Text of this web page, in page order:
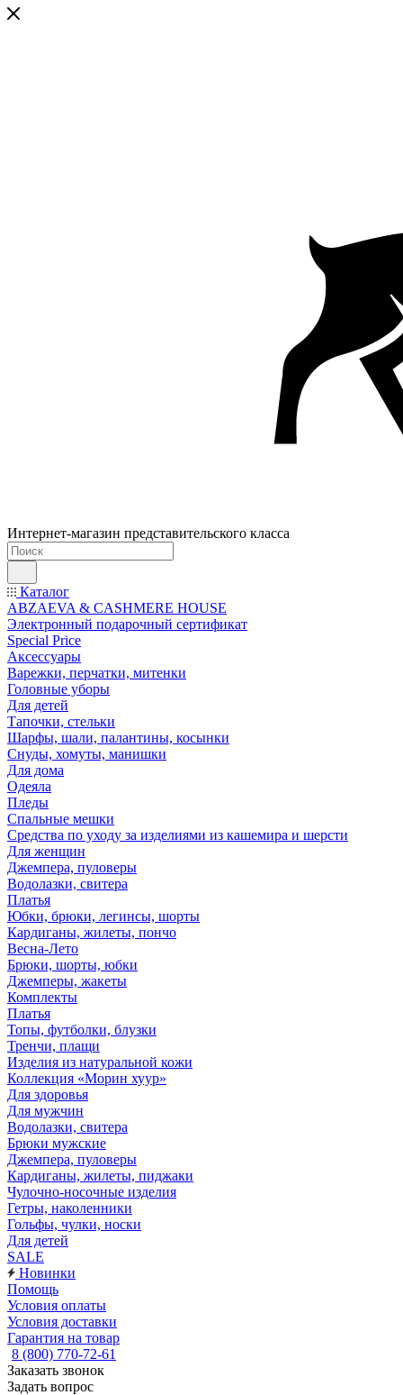
Интернет-магазин представительского класса
Каталог
ABZAEVA & CASHMERE HOUSE
Электронный подарочный сертификат
Special Price
Аксессуары
Варежки, перчатки, митенки
Головные уборы
Для детей
Тапочки, стельки
Шарфы, шали, палантины, косынки
Снуды, хомуты, манишки
Для дома
Одеяла
Пледы
Спальные мешки
Средства по уходу за изделиями из кашемира и шерсти
Для женщин
Джемпера, пуловеры
Водолазки, свитера
Платья
Юбки, брюки, легинсы, шорты
Кардиганы, жилеты, пончо
Весна-Лето
Брюки, шорты, юбки
Джемперы, жакеты
Комплекты
Платья
Топы, футболки, блузки
Тренчи, плащи
Изделия из натуральной кожи
Коллекция «Морин хуур»
Для здоровья
Для мужчин
Водолазки, свитера
Брюки мужские
Джемпера, пуловеры
Кардиганы, жилеты, пиджаки
Чулочно-носочные изделия
Гетры, наколенники
Гольфы, чулки, носки
Для детей
SALE
Новинки
Помощь
Условия оплаты
Условия доставки
Гарантия на товар
8 (800) 770-72-61
Заказать звонок
Задать вопрос